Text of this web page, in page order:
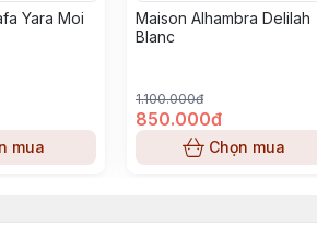
Yara Moi
mua
Maison Alhambra Delilah
Blanc
1.100.000đ
850.000đ
Chọn mua